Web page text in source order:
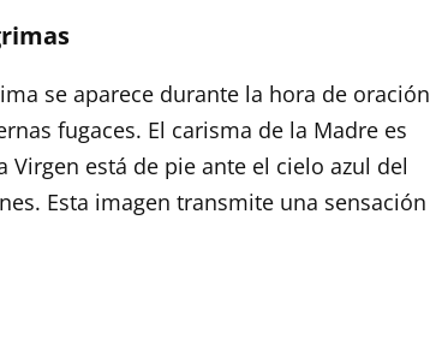
se aparece durante la hora de oración
fugaces. El carisma de la Madre es
Virgen está de pie ante el cielo azul del
Esta imagen transmite una sensación